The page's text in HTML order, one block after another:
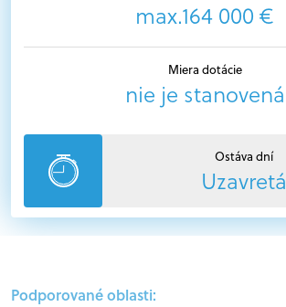
max.164 000 €
Miera dotácie
nie je stanovená
Ostáva dní
Uzavretá
Podporované oblasti: